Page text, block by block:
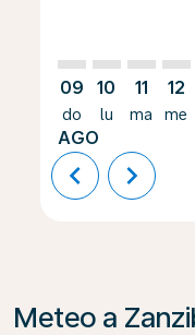
09
do
AGO
10
lu
11
ma
12
me
chevron_left chevron_right
Meteo a